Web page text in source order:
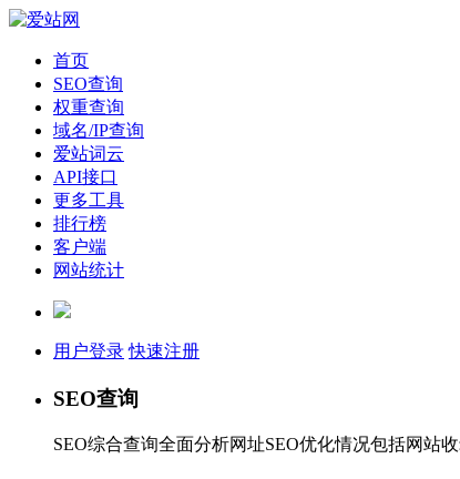
首页
SEO查询
权重查询
域名/IP查询
爱站词云
API接口
更多工具
排行榜
客户端
网站统计
用户登录 快速注册
SEO查询
SEO综合查询全面分析网址SEO优化情况包括网站